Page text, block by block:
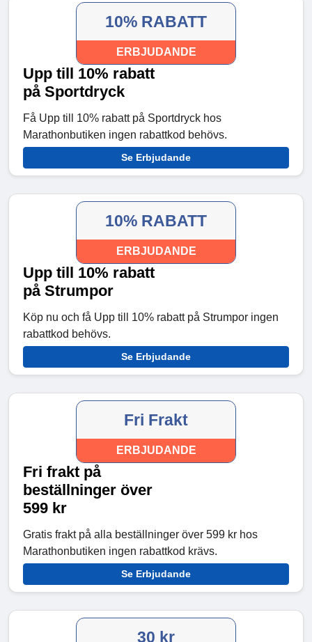
10% RABATT
ERBJUDANDE
Upp till 10% rabatt
på Sportdryck
Få Upp till 10% rabatt på Sportdryck hos
Marathonbutiken ingen rabattkod behövs.
Se Erbjudande
10% RABATT
ERBJUDANDE
Upp till 10% rabatt
på Strumpor
Köp nu och få Upp till 10% rabatt på Strumpor ingen
rabattkod behövs.
Se Erbjudande
Fri Frakt
ERBJUDANDE
Fri frakt på
beställninger över
599 kr
Gratis frakt på alla beställninger över 599 kr hos
Marathonbutiken ingen rabattkod krävs.
Se Erbjudande
30 kr